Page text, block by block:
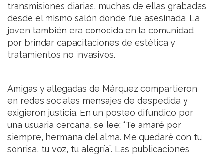
transmisiones diarias, muchas de ellas grabadas
desde el mismo salón donde fue asesinada. La
joven también era conocida en la comunidad
por brindar capacitaciones de estética y
tratamientos no invasivos.
Amigas y allegadas de Márquez compartieron
en redes sociales mensajes de despedida y
exigieron justicia. En un posteo difundido por
una usuaria cercana, se lee: “Te amaré por
siempre, hermana del alma. Me quedaré con tu
sonrisa, tu voz, tu alegría”. Las publicaciones